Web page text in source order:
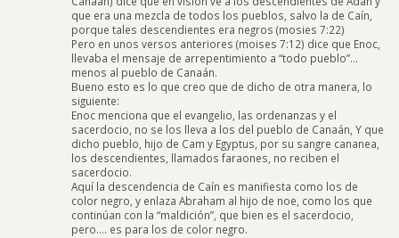
que era una mezcla de todos los pueblos, salvo la de Caín,
porque tales descendientes era negros (mosies 7:22)
Pero en unos versos anteriores (moises 7:12) dice que Enoc,
llevaba el mensaje de arrepentimiento a “todo pueblo”…
menos al pueblo de Canaán.
Bueno esto es lo que creo que de dicho de otra manera, lo
siguiente:
Enoc menciona que el evangelio, las ordenanzas y el
sacerdocio, no se los lleva a los del pueblo de Canaán, Y que
dicho pueblo, hijo de Cam y Egyptus, por su sangre cananea,
los descendientes, llamados faraones, no reciben el
sacerdocio.
Aquí la descendencia de Caín es manifiesta como los de
color negro, y enlaza Abraham al hijo de noe, como los que
continúan con la “maldición”, que bien es el sacerdocio,
pero…. es para los de color negro.